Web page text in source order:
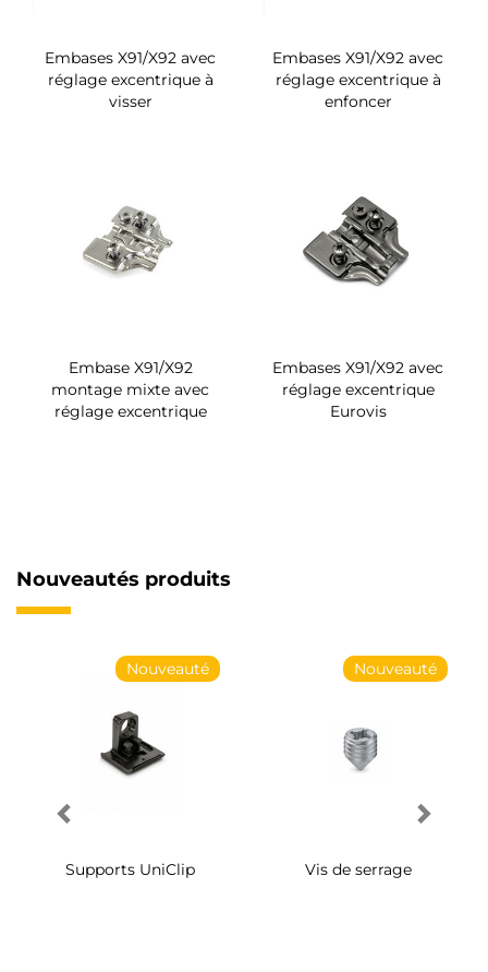
Embases X91/X92 avec
réglage excentrique à
visser
Embases X91/X92 avec
réglage excentrique à
enfoncer
Embase X91/X92
montage mixte avec
réglage excentrique
Embases X91/X92 avec
réglage excentrique
Eurovis
Nouveautés produits
Nouveauté
Supports UniClip
Nouveauté
Vis de serrage